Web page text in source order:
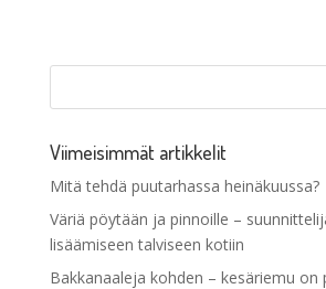
Viimeisimmät artikkelit
Mitä tehdä puutarhassa heinäkuussa?
Väriä pöytään ja pinnoille –
lisäämiseen talviseen kotiin
Bakkanaaleja kohden – kesäriemu on